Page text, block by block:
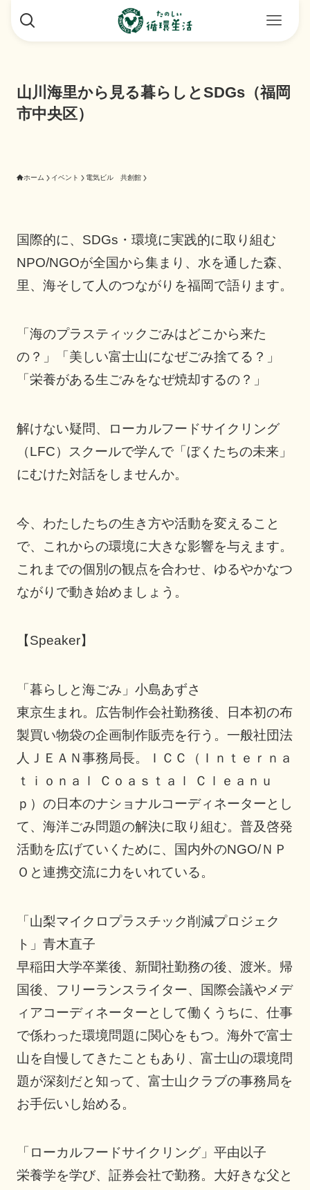
山川海里から見る暮らしとSDGs（福岡
市中央区）
ホーム イベント 電気ビル 共創館
国際的に、SDGs・環境に実践的に取り組む
NPO/NGOが全国から集まり、水を通した森、
里、海そして人のつながりを福岡で語ります。
「海のプラスティックごみはどこから来た
の？」「美しい富士山になぜごみ捨てる？」
「栄養がある生ごみをなぜ焼却するの？」
解けない疑問、ローカルフードサイクリング
（LFC）スクールで学んで「ぼくたちの未来」
にむけた対話をしませんか。
今、わたしたちの生き方や活動を変えること
で、これからの環境に大きな影響を与えます。
これまでの個別の観点を合わせ、ゆるやかなつ
ながりで動き始めましょう。
【Speaker】
「暮らしと海ごみ」小島あずさ
東京生まれ。広告制作会社勤務後、日本初の布
製買い物袋の企画制作販売を行う。一般社団法
人ＪＥＡＮ事務局長。ＩＣＣ（Ｉｎｔｅｒｎａ
ｔｉｏｎａｌ Ｃｏａｓｔａｌ Ｃｌｅａｎｕ
ｐ）の日本のナショナルコーディネーターとし
て、海洋ごみ問題の解決に取り組む。普及啓発
活動を広げていくために、国内外のNGO/ＮＰ
Ｏと連携交流に力をいれている。
「山梨マイクロプラスチック削減プロジェク
ト」青木直子
早稲田大学卒業後、新聞社勤務の後、渡米。帰
国後、フリーランスライター、国際会議やメデ
ィアコーディネーターとして働くうちに、仕事
で係わった環境問題に関心をもつ。海外で富士
山を自慢してきたこともあり、富士山の環境問
題が深刻だと知って、富士山クラブの事務局を
お手伝いし始める。
「ローカルフードサイクリング」平由以子
栄養学を学び、証券会社で勤務。大好きな父と